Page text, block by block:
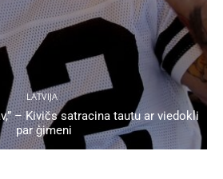
LATVIJA
– Kivičs satracina tautu ar viedokli
par ģimeni